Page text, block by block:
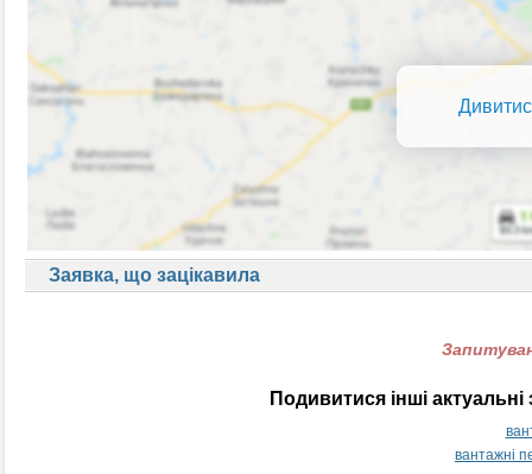
Заявка, що зацікавила
Подивитися інші
вантажні